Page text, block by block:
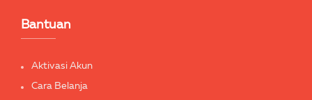
Bantuan
Aktivasi Akun
Cara Belanja